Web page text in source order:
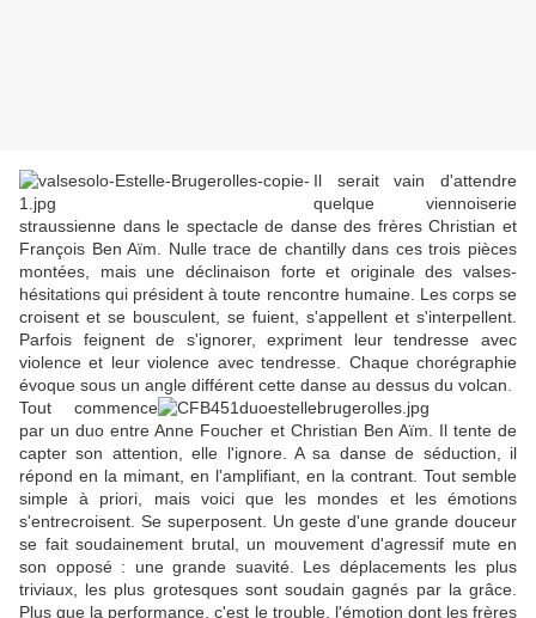
Il serait vain d'attendre
quelque viennoiserie
straussienne dans le spectacle de danse des frères Christian et
François Ben Aïm. Nulle trace de chantilly dans ces trois pièces
montées, mais une déclinaison forte et originale des valses-
hésitations qui président à toute rencontre humaine. Les corps se
croisent et se bousculent, se fuient, s'appellent et s'interpellent.
Parfois feignent de s'ignorer, expriment leur tendresse avec
violence et leur violence avec tendresse. Chaque chorégraphie
évoque sous un angle différent cette danse au dessus du volcan.
Tout commence
par un duo entre Anne Foucher et Christian Ben Aïm. Il tente de
capter son attention, elle l'ignore. A sa danse de séduction, il
répond en la mimant, en l'amplifiant, en la contrant. Tout semble
simple à priori, mais voici que les mondes et les émotions
s'entrecroisent. Se superposent. Un geste d'une grande douceur
se fait soudainement brutal, un mouvement d'agressif mute en
son opposé : une grande suavité. Les déplacements les plus
triviaux, les plus grotesques sont soudain gagnés par la grâce.
Plus que la performance, c'est le trouble, l'émotion dont les frères